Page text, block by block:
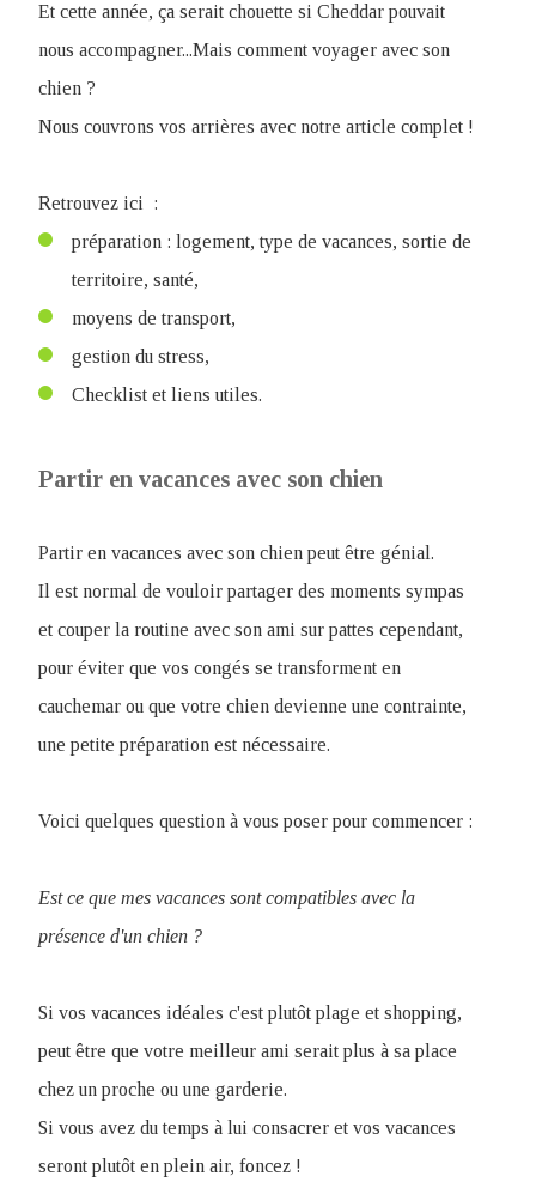
Et cette année, ça serait chouette si Cheddar pouvait
nous accompagner...Mais comment voyager avec son
chien ?
Nous couvrons vos arrières avec notre article complet !
Retrouvez ici :
préparation : logement, type de vacances, sortie de
territoire, santé,
moyens de transport,
gestion du stress,
Checklist et liens utiles.
Partir en vacances avec son chien
Partir en vacances avec son chien peut être génial.
Il est normal de vouloir partager des moments sympas
et couper la routine avec son ami sur pattes cependant,
pour éviter que vos congés se transforment en
cauchemar ou que votre chien devienne une contrainte,
une petite préparation est nécessaire.
Voici quelques question à vous poser pour commencer :
Est ce que mes vacances sont compatibles avec la
présence d'un chien ?
Si vos vacances idéales c'est plutôt plage et shopping,
peut être que votre meilleur ami serait plus à sa place
chez un proche ou une garderie.
Si vous avez du temps à lui consacrer et vos vacances
seront plutôt en plein air, foncez !